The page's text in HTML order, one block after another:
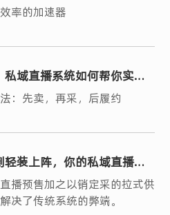
率的加速器
域直播系统如何帮你实现
：先卖，再采，后履约
装上阵，你的私域直播系
播预售加之以销定采的拉式供
决了传统系统的弊端。